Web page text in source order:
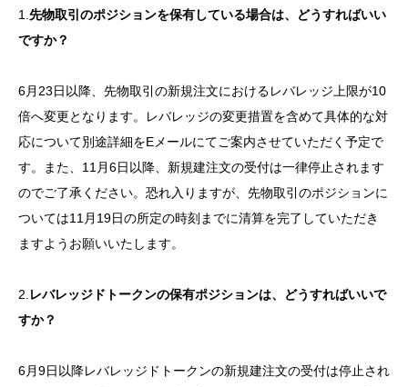
1. 先物取引のポジションを保有している場合は、どうすればいい
ですか？
6月23日以降、先物取引の新規注文におけるレバレッジ上限が10
倍へ変更となります。レバレッジの変更措置を含めて具体的な対
応について別途詳細をEメールにてご案内させていただく予定で
す。また、11月6日以降、新規建注文の受付は一律停止されます
のでご了承ください。恐れ入りますが、先物取引のポジションに
ついては11月19日の所定の時刻までに清算を完了していただき
ますようお願いいたします。
2. レバレッジドトークンの保有ポジションは、どうすればいいで
すか？
6月9日以降レバレッジドトークンの新規建注文の受付は停止され